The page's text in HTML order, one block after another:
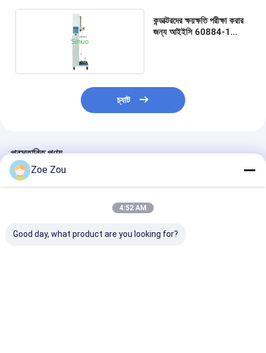
MCB পরীক্ষার যন্ত্র
মেডিকেল ডিভাইস টেস্টিং সরঞ্জাম
IEC 62368 পরীক্ষার সরঞ্জাম
কন্ডাক্টরদের ক্ষয়ক্ষতি পরীক্ষা করার
জন্য আইইসি 60884-1
চ্যাট
প্রস্তাবিত পণ্য
Zoe Zou
4:52 AM
Good day, what product are you looking for?